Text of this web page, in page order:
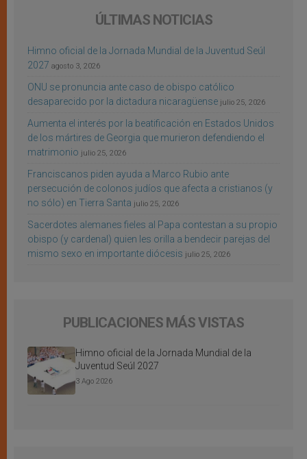
ÚLTIMAS NOTICIAS
Himno oficial de la Jornada Mundial de la Juventud Seúl
2027 agosto 3, 2026
ONU se pronuncia ante caso de obispo católico
desaparecido por la dictadura nicaragüense julio 25, 2026
Aumenta el interés por la beatificación en Estados Unidos
de los mártires de Georgia que murieron defendiendo el
matrimonio julio 25, 2026
Franciscanos piden ayuda a Marco Rubio ante
persecución de colonos judíos que afecta a cristianos (y
no sólo) en Tierra Santa julio 25, 2026
Sacerdotes alemanes fieles al Papa contestan a su propio
obispo (y cardenal) quien les orilla a bendecir parejas del
mismo sexo en importante diócesis julio 25, 2026
PUBLICACIONES MÁS VISTAS
Himno oficial de la Jornada Mundial de la
Juventud Seúl 2027
3 Ago 2026